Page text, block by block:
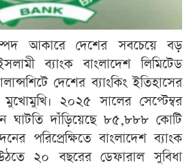
আকারে দেশের সবচেয়ে বড়
ব্যাংক বাংলাদেশ লিমিটেড
দেশের ব্যাংকিং ইতিহাসের
২০২৫ সালের সেপ্টেম্বর
ঘাটতি দাঁড়িয়েছে ৮৫,৮৮৮ কোটি
পরিপ্রেক্ষিতে বাংলাদেশ ব্যাংক
২০ বছরের ডেফারাল সুবিধা